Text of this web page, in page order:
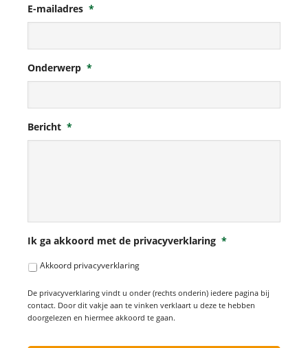
E-mailadres *
Onderwerp *
Bericht *
Ik ga akkoord met de privacyverklaring *
Akkoord privacyverklaring
De privacyverklaring vindt u onder (rechts onderin) iedere pagina bij
contact. Door dit vakje aan te vinken verklaart u deze te hebben
doorgelezen en hiermee akkoord te gaan.